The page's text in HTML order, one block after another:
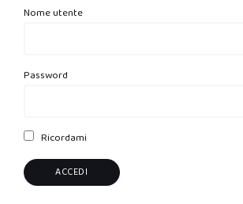
Nome utente
Password
Ricordami